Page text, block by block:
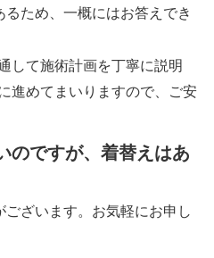
ため、一概にはお答えでき
して施術計画を丁寧に説明
進めてまいりますので、ご安
のですが、着替えはあ
ざいます。お気軽にお申し